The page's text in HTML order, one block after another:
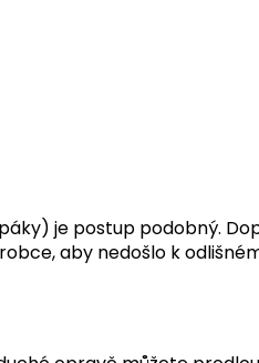
je postup podobný.
aby nedošlo k